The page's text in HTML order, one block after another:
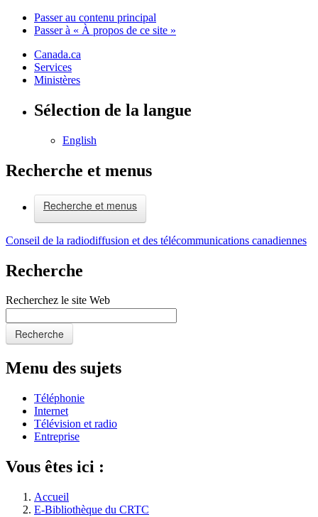
Passer au contenu principal
Passer à « À propos de ce site »
Canada.ca
Services
Ministères
Sélection de la langue
English
Recherche et menus
Recherche et menus
Conseil de la radiodiffusion et des télécommunications canadiennes
Recherche
Recherchez le site Web
Recherche
Menu des sujets
Téléphonie
Internet
Télévision et radio
Entreprise
Vous êtes ici :
Accueil
E-Bibliothèque du CRTC